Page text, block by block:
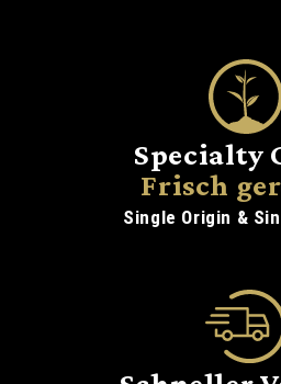
Specialty
Frisch
Single Origin &